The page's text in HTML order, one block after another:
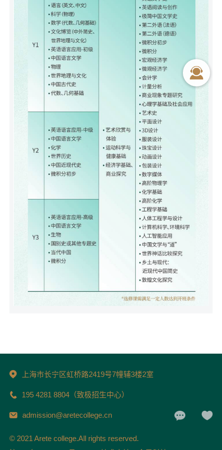
上海市长宁区虹桥路2419号7幢辅3楼2室
195 4281 8804（致极招生中心）
admission@aretecollege.cn
© 2021 Arete college.All rights reserved.